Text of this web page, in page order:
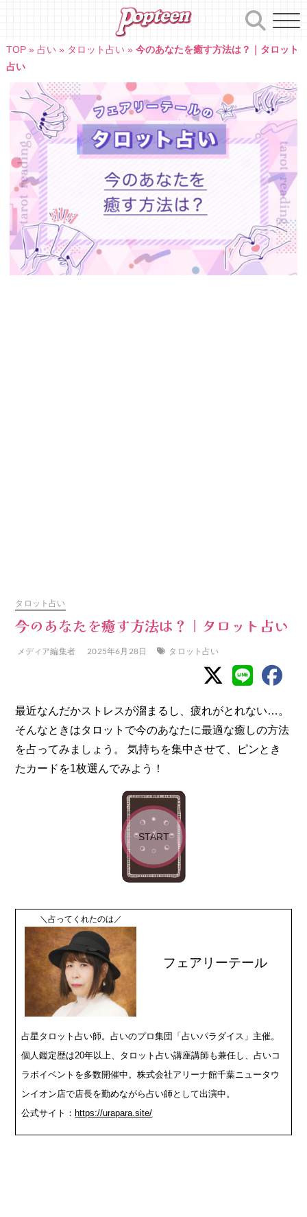
TOP» 占い» タロット占い» 今のあなたを癒す方法は？｜タロット
占い
タロット占い
今のあなたを癒す方法は？｜タロット占い
メディア編集者 2025年6月28日 タロット占い
最近なんだかストレスが溜まるし、疲れがとれない…。
そんなときはタロットで今のあなたに最適な癒しの方法
を占ってみましょう。 気持ちを集中させて、ピンとき
たカードを1枚選んでみよう！
START
＼占ってくれたのは／
フェアリーテール
占星タロット占い師。占いのプロ集団「占いパラダイス」主催。
個人鑑定歴は20年以上、タロット占い講座講師も兼任し、占いコ
ラボイベントを多数開催中。株式会社アリーナ館千葉ニュータウ
ンイオン店で店長を勤めながら占い師として出演中。
公式サイト：https://urapara.site/